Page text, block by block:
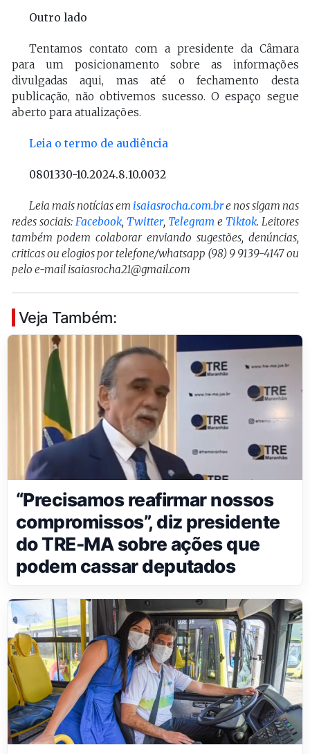
Outro lado
Tentamos contato com a presidente da Câmara
para um posicionamento sobre as informações
divulgadas aqui, mas até o fechamento desta
publicação, não obtivemos sucesso. O espaço segue
aberto para atualizações.
Leia o termo de audiência
0801330-10.2024.8.10.0032
Leia mais notícias em isaiasrocha.com.bre nos sigam nas
redes sociais: Facebook, Twitter, Telegram e Tiktok. Leitores
também podem colaborar enviando sugestões, denúncias,
criticas ou elogios por telefone/whatsapp (98) 9 9139-4147 ou
pelo e-mail isaiasrocha21@gmail.com
Veja Também:
“Precisamos reafirmar nossos
compromissos”, diz presidente
do TRE-MA sobre ações que
podem cassar deputados